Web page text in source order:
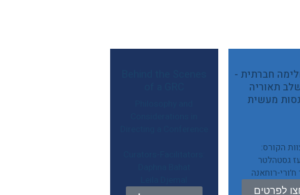
חברתית -
תאוריה
מעשית
הקורס:
גסטהלטר
רוחאנה
לפרטים